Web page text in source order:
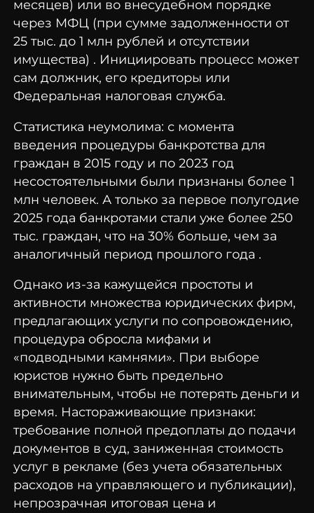
месяцев) или во внесудебном порядке
через МФЦ (при сумме задолженности от
25 тыс. до 1 млн рублей и отсутствии
имущества) . Инициировать процесс может
сам должник, его кредиторы или
Федеральная налоговая служба.
Статистика неумолима: с момента
введения процедуры банкротства для
граждан в 2015 году и по 2023 год
несостоятельными были признаны более 1
млн человек. А только за первое полугодие
2025 года банкротами стали уже более 250
тыс. граждан, что на 30% больше, чем за
аналогичный период прошлого года .
Однако из-за кажущейся простоты и
активности множества юридических фирм,
предлагающих услуги по сопровождению,
процедура обросла мифами и
«подводными камнями». При выборе
юристов нужно быть предельно
внимательным, чтобы не потерять деньги и
время. Настораживающие признаки:
требование полной предоплаты до подачи
документов в суд, заниженная стоимость
услуг в рекламе (без учета обязательных
расходов на управляющего и публикации),
непрозрачная итоговая цена и